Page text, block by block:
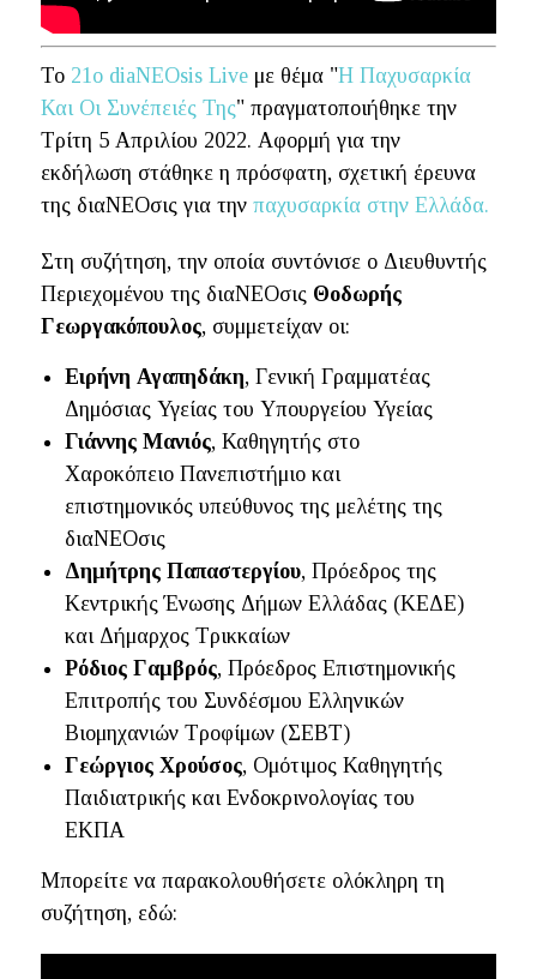
To 21ο diaNEOsis Liveμε θέμα "Η Παχυσαρκία
Και Οι Συνέπειές Της" πραγματοποιήθηκε την
Τρίτη 5 Απριλίου 2022. Αφορμή για την
εκδήλωση στάθηκε η πρόσφατη, σχετική έρευνα
της διαΝΕΟσις για τηνπαχυσαρκία στην Ελλάδα.
Στη συζήτηση, την οποία συντόνισε ο Διευθυντής
Περιεχομένου της διαΝΕΟσις Θοδωρής
Γεωργακόπουλος, συμμετείχαν οι:
Ειρήνη Αγαπηδάκη, Γενική Γραμματέας
Δημόσιας Υγείας του Υπουργείου Υγείας
Γιάννης Μανιός, Καθηγητής στο
Χαροκόπειο Πανεπιστήμιο και
επιστημονικός υπεύθυνος της μελέτης της
διαΝΕΟσις
Δημήτρης Παπαστεργίου, Πρόεδρος της
Κεντρικής Ένωσης Δήμων Ελλάδας (ΚΕΔΕ)
και Δήμαρχος Τρικκαίων
Ρόδιος Γαμβρός, Πρόεδρος Επιστημονικής
Επιτροπής του Συνδέσμου Ελληνικών
Βιομηχανιών Τροφίμων (ΣΕΒΤ)
Γεώργιος Χρούσος, Ομότιμος Καθηγητής
Παιδιατρικής και Ενδοκρινολογίας του
ΕΚΠΑ
Μπορείτε να παρακολουθήσετε ολόκληρη τη
συζήτηση, εδώ: